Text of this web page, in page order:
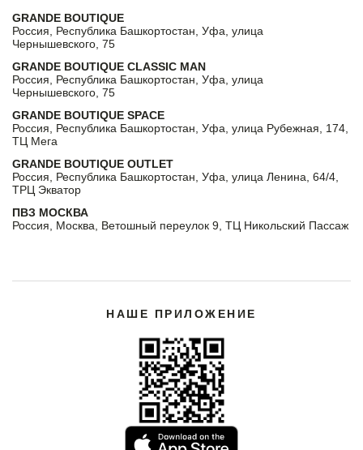
GRANDE BOUTIQUE
Россия, Республика Башкортостан, Уфа, улица
Чернышевского, 75
GRANDE BOUTIQUE CLASSIC MAN
Россия, Республика Башкортостан, Уфа, улица
Чернышевского, 75
GRANDE BOUTIQUE SPACE
Россия, Республика Башкортостан, Уфа, улица Рубежная, 174,
ТЦ Мега
GRANDE BOUTIQUE OUTLET
Россия, Республика Башкортостан, Уфа, улица Ленина, 64/4,
ТРЦ Экватор
ПВЗ МОСКВА
Россия, Москва, Ветошный переулок 9, ТЦ Никольский Пассаж
НАШЕ ПРИЛОЖЕНИЕ